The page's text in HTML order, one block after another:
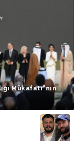
Mükafatı”nın